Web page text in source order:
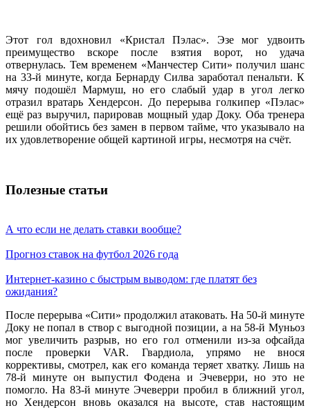
Этот гол вдохновил «Кристал Пэлас». Эзе мог удвоить
преимущество вскоре после взятия ворот, но удача
отвернулась. Тем временем «Манчестер Сити» получил шанс
на 33-й минуте, когда Бернарду Силва заработал пенальти. К
мячу подошёл Мармуш, но его слабый удар в угол легко
отразил вратарь Хендерсон. До перерыва голкипер «Пэлас»
ещё раз выручил, парировав мощный удар Доку. Оба тренера
решили обойтись без замен в первом тайме, что указывало на
их удовлетворение общей картиной игры, несмотря на счёт.
Полезные статьи
А что если не делать ставки вообще?
Прогноз ставок на футбол 2026 года
Интернет-казино с быстрым выводом: где платят без
ожидания?
После перерыва «Сити» продолжил атаковать. На 50-й минуте
Доку не попал в створ с выгодной позиции, а на 58-й Муньоз
мог увеличить разрыв, но его гол отменили из-за офсайда
после проверки VAR. Гвардиола, упрямо не внося
коррективы, смотрел, как его команда теряет хватку. Лишь на
78-й минуте он выпустил Фодена и Эчеверри, но это не
помогло. На 83-й минуте Эчеверри пробил в ближний угол,
но Хендерсон вновь оказался на высоте, став настоящим